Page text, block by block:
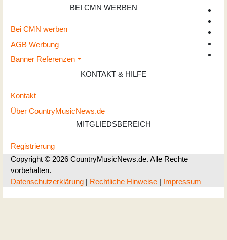
BEI CMN WERBEN
Bei CMN werben
AGB Werbung
Banner Referenzen
KONTAKT & HILFE
Kontakt
Über CountryMusicNews.de
MITGLIEDSBEREICH
Registrierung
Copyright © 2026 CountryMusicNews.de. Alle Rechte
vorbehalten.
Datenschutzerklärung | Rechtliche Hinweise | Impressum